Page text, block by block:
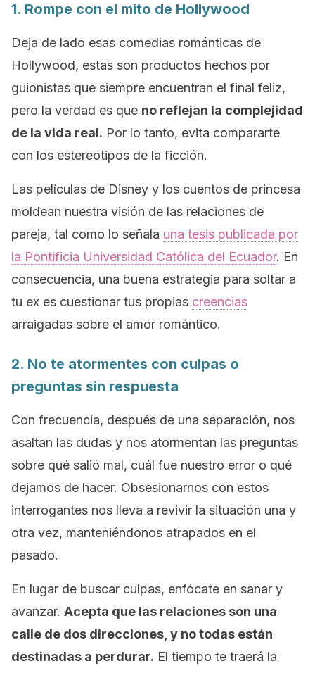
1. Rompe con el mito de Hollywood
Deja de lado esas comedias románticas de
Hollywood, estas son productos hechos por
guionistas que siempre encuentran el final feliz,
pero la verdad es que no reflejan la complejidad
de la vida real. Por lo tanto, evita compararte
con los estereotipos de la ficción.
Las películas de Disney y los cuentos de princesa
moldean nuestra visión de las relaciones de
pareja, tal como lo señala una tesis publicada por
la Pontificia Universidad Católica del Ecuador. En
consecuencia, una buena estrategia para soltar a
tu ex es cuestionar tus propias creencias
arraigadas sobre el amor romántico.
2. No te atormentes con culpas o
preguntas sin respuesta
Con frecuencia, después de una separación, nos
asaltan las dudas y nos atormentan las preguntas
sobre qué salió mal, cuál fue nuestro error o qué
dejamos de hacer. Obsesionarnos con estos
interrogantes nos lleva a revivir la situación una y
otra vez, manteniéndonos atrapados en el
pasado.
En lugar de buscar culpas, enfócate en sanar y
avanzar. Acepta que las relaciones son una
calle de dos direcciones, y no todas están
destinadas a perdurar. El tiempo te traerá la